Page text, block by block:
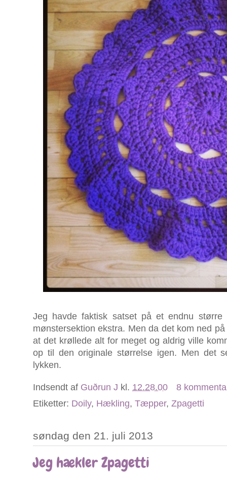
Jeg havde faktisk satset på et endnu
mønstersektion ekstra. Men da det kom ned
at det krøllede alt for meget og aldrig ville
op til den originale størrelse igen. Men det
lykken.
Indsendt af Guðrun J kl. 12.28.00
8
Etiketter: Doily, Hækling, Tæpper, Zpagetti
søndag den 21. juli 2013
Jeg hækler Zpagetti